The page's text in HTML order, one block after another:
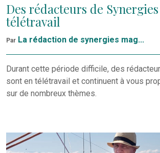
Des rédacteurs de
télétravail
Par La rédaction de synergies mag...
Durant cette période difficile, des
sont en télétravail et continuent à vous
sur de nombreux thèmes.